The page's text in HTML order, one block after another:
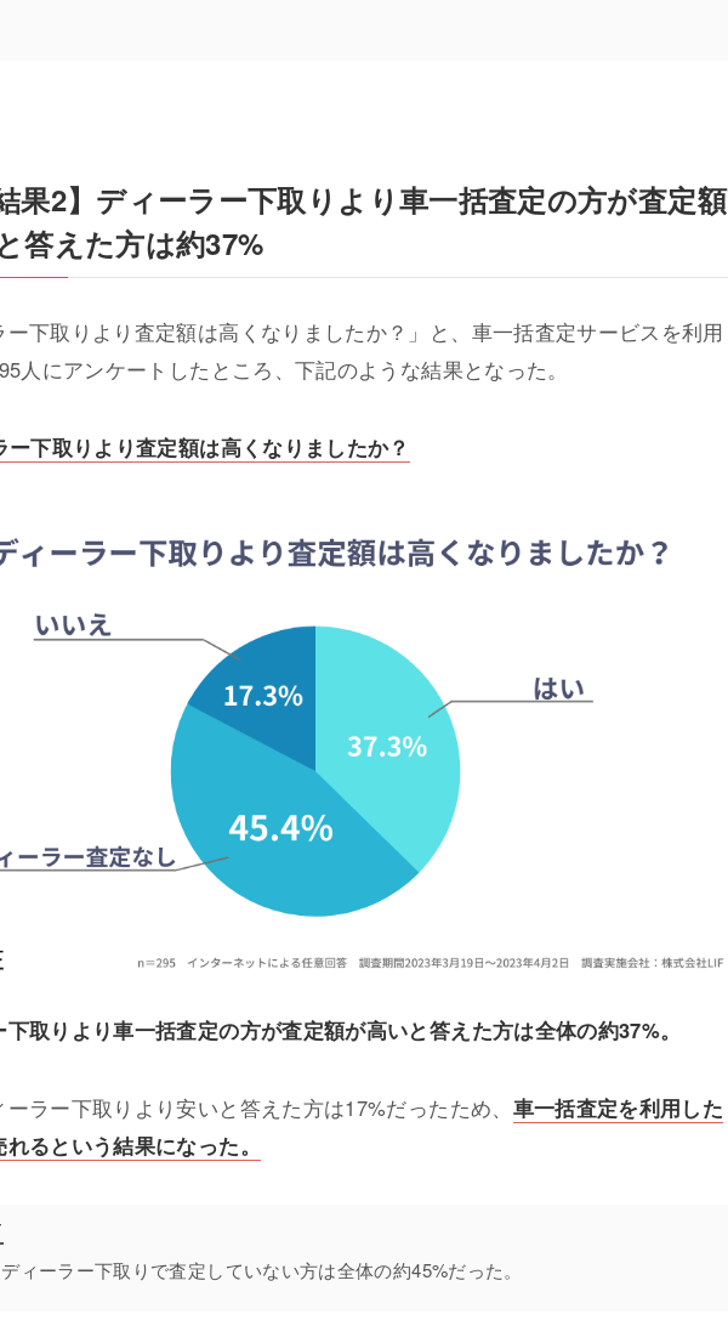
果2】ディーラー下取りより車一括査定の方が査定額
答えた方は約37%
ー下取りより査定額は高くなりましたか？」と、車一括査定サービスを利用
人にアンケートしたところ、下記のような結果となった。
ー下取りより査定額は高くなりましたか？
下取りより車一括査定の方が査定額が高いと答えた方は全体の約37%。
ラー下取りより安いと答えた方は17%だったため、 車一括査定を利用した
るという結果になった。
ィーラー下取りで査定していない方は全体の約45%だった。